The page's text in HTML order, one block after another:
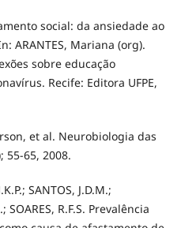
social: da ansiedade ao
ARANTES, Mariana (org).
sobre educação
Recife: Editora UFPE,
et al. Neurobiologia das
55-65, 2008.
SANTOS, J.D.M.;
SOARES, R.F.S. Prevalência